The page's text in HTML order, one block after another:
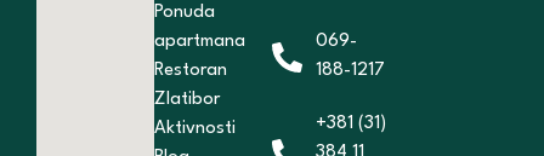
Ponuda
apartmana
Restoran
Zlatibor
Aktivnosti
069-
188-1217
+381 (31)